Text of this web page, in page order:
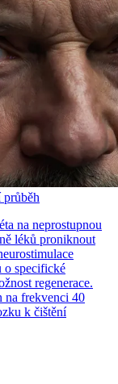
na neprostupnou
léků proniknout
o specifické
regenerace.
na frekvenci 40
k čištění